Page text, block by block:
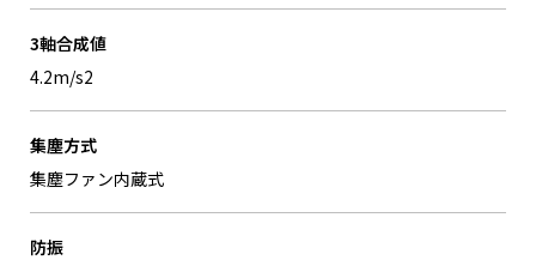
3軸合成値
4.2m/s2
集塵方式
集塵ファン内蔵式
防振